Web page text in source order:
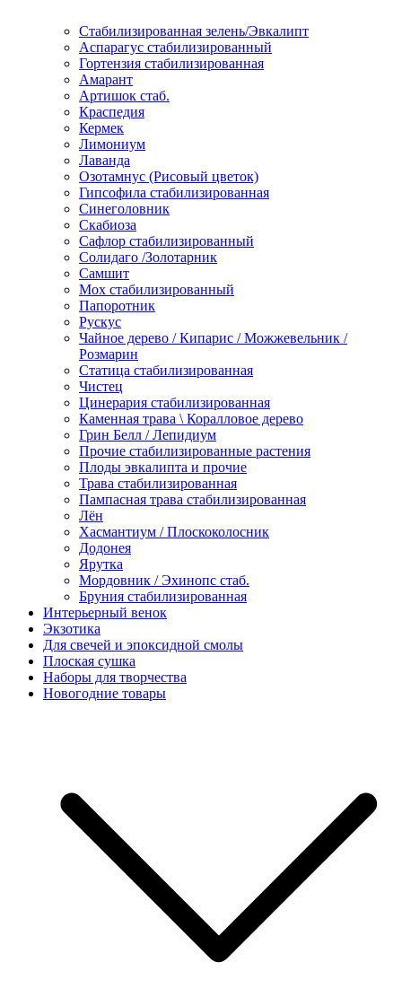
Стабилизированная зелень/Эвкалипт
Аспарагус стабилизированный
Гортензия стабилизированная
Амарант
Артишок стаб.
Краспедия
Кермек
Лимониум
Лаванда
Озотамнус (Рисовый цветок)
Гипсофила стабилизированная
Синеголовник
Скабиоза
Сафлор стабилизированный
Солидаго /Золотарник
Самшит
Мох стабилизированный
Папоротник
Рускус
Чайное дерево / Кипарис / Можжевельник /
Розмарин
Статица стабилизированная
Чистец
Цинерария стабилизированная
Каменная трава \ Коралловое дерево
Грин Белл / Лепидиум
Прочие стабилизированные растения
Плоды эвкалипта и прочие
Трава стабилизированная
Пампасная трава стабилизированная
Лён
Хасмантиум / Плоскоколосник
Додонея
Ярутка
Мордовник / Эхинопс стаб.
Бруния стабилизированная
Интерьерный венок
Экзотика
Для свечей и эпоксидной смолы
Плоская сушка
Наборы для творчества
Новогодние товары